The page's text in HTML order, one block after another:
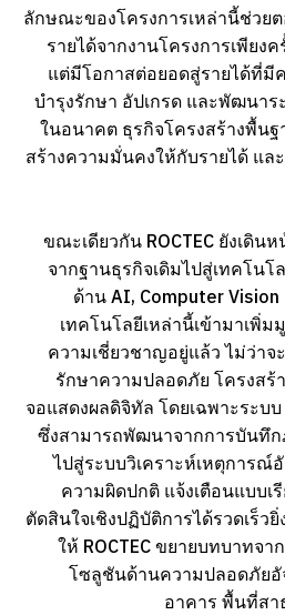
ลักษณะของโครงการเหล่านี้ช่วยต
รายได้จากงานโครงการเพียง
แต่มีโอกาสต่อยอดสู่รายได้ที่มี
บำรุงรักษา อัปเกรด และพัฒนาร
ในอนาคต ธุรกิจโครงสร้างพื้น
สร้างความมั่นคงให้กับรายได้ แล
ขณะเดียวกัน ROCTEC ยังเดิ
จากฐานธุรกิจเดิมไปสู่เทคโน
ด้าน AI, Computer
เทคโนโลยีเหล่านี้เข้ามาเพิ่
ความเชี่ยวชาญอยู่แล้ว ไม่ว่า
รักษาความปลอดภัย โครงสร้
จอแสดงผลดิจิทัล โดยเฉพาะระบ
ซึ่งสามารถพัฒนาจากการบันทึก
ไปสู่ระบบวิเคราะห์เหตุการณ์
ความผิดปกติ แจ้งเตือนแบบ
ตัดสินใจเชิงปฏิบัติการได้รวดเร็ว
ให้ ROCTEC ขยายบทบาทจ
โซลูชันด้านความปลอดภัย
อาคาร พื้นที่สา